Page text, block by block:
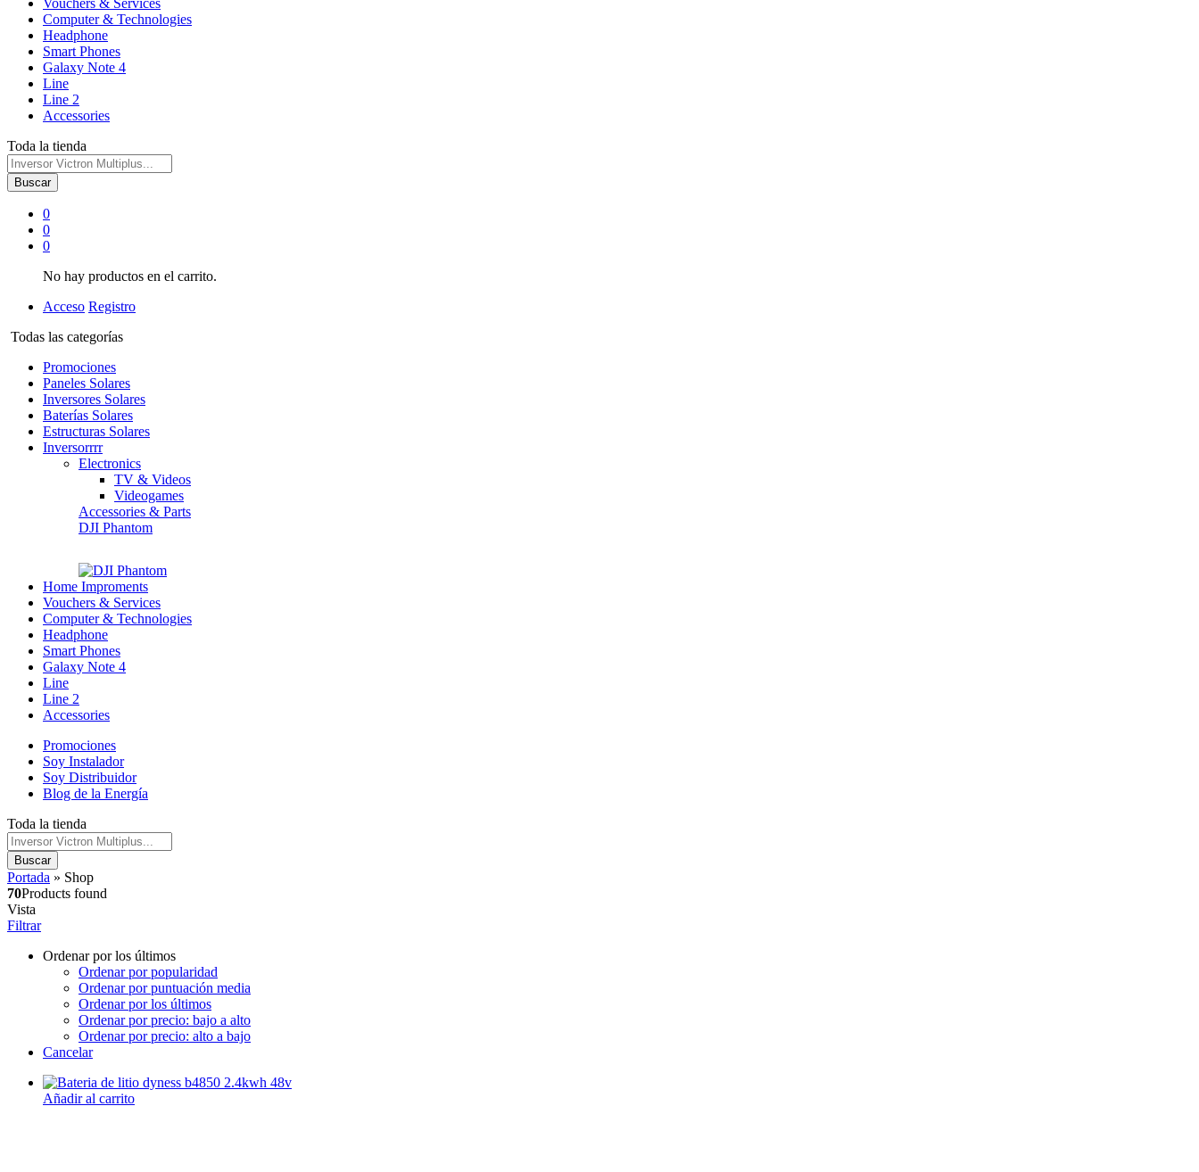
Computer & Technologies
Headphone
Smart Phones
Galaxy Note 4
Line
Line 2
Accessories
Toda la tienda
Buscar
0
0
0
No hay productos en el carrito.
Acceso Registro
Todas las categorías
Promociones
Paneles Solares
Inversores Solares
Baterías Solares
Estructuras Solares
Inversorrrr
Electronics
TV & Videos
Videogames
Accessories & Parts
DJI Phantom
Home Improments
Vouchers & Services
Computer & Technologies
Headphone
Smart Phones
Galaxy Note 4
Line
Line 2
Accessories
Promociones
Soy Instalador
Soy Distribuidor
Blog de la Energía
Toda la tienda
Buscar
Portada » Shop
70Products found
Vista
Filtrar
Ordenar por los últimos
Ordenar por popularidad
Ordenar por puntuación media
Ordenar por los últimos
Ordenar por precio: bajo a alto
Ordenar por precio: alto a bajo
Cancelar
Añadir al carrito